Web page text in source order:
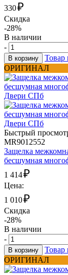
330₽
Скидка
-28%
В наличии
-
В корзину
Товар
ОРИГИНАЛ
Быстрый
MR9012552
Защелка
бесшумная
1 414₽
Цена:
1 010₽
Скидка
-28%
В наличии
-
В корзину
Товар
ОРИГИНАЛ